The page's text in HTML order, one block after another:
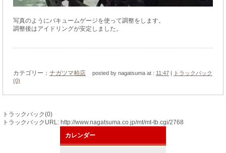
写真のようにバキュームゲージを使って調整をします。
調整後はアイドリングが安定しました。
カテゴリー： ナガツマ柏店 posted by nagatsuma at : 11:47 |
トラックバック
(0)
トラックバック(0)
トラックバックURL: http://www.nagatsuma.co.jp/mt/mt-tb.cgi/2768
カレンダー